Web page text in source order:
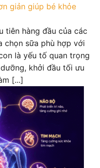
giản giúp bé khỏe
tiên hàng đầu của các
chọn sữa phù hợp với
là yếu tố quan trọng
khởi đầu tối ưu
[...]